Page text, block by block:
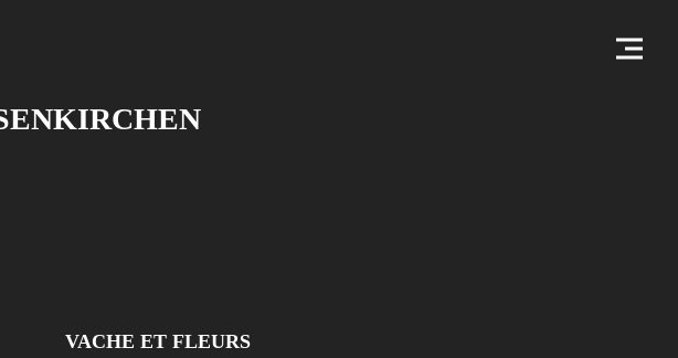
VACHE ET FLEURS